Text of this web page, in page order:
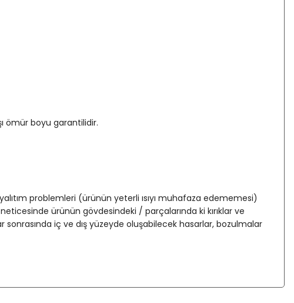
ömür boyu garantilidir.
problemleri (ürünün yeterli ısıyı muhafaza edememesi)
ürünün gövdesindeki / parçalarında ki kırıklar ve
iç ve dış yüzeyde oluşabilecek hasarlar, bozulmalar